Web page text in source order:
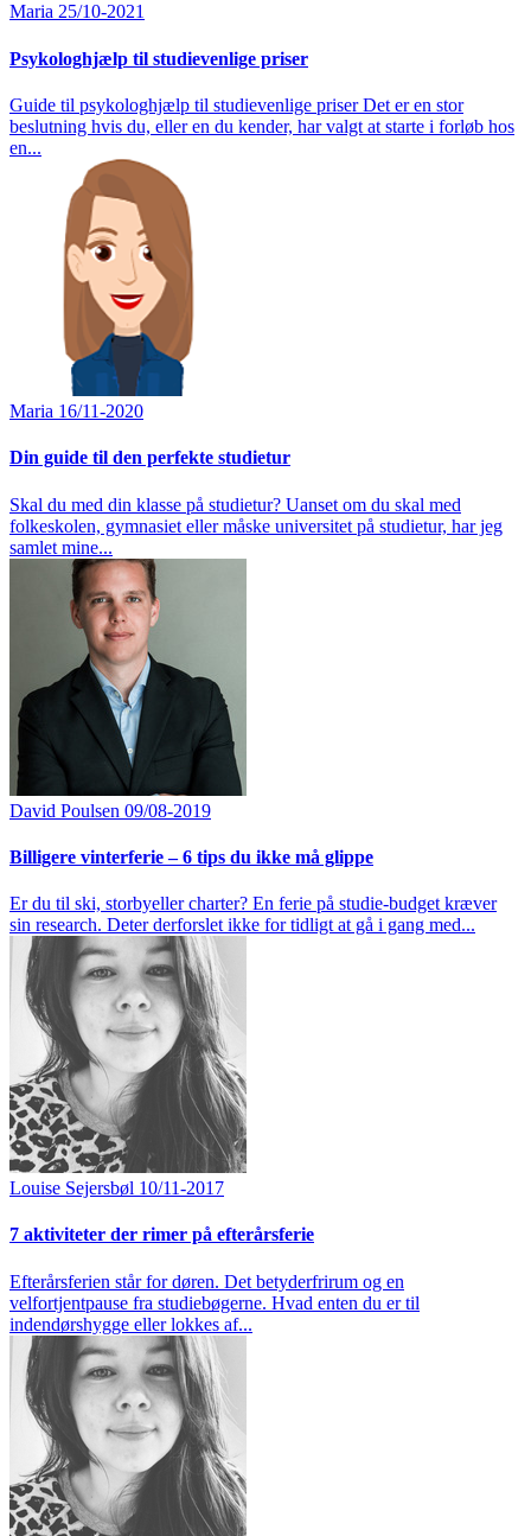
Maria 25/10-2021
Psykologhjælp til studievenlige priser
Guide til psykologhjælp til studievenlige priser Det er en stor
beslutning hvis du, eller en du kender, har valgt at starte i forløb hos
en...
Maria 16/11-2020
Din guide til den perfekte studietur
Skal du med din klasse på studietur? Uanset om du skal med
folkeskolen, gymnasiet eller måske universitet på studietur, har jeg
samlet mine...
David Poulsen 09/08-2019
Billigere vinterferie – 6 tips du ikke må glippe
Er du til ski, storbyeller charter? En ferie på studie-budget kræver
sin research. Deter derforslet ikke for tidligt at gå i gang med...
Louise Sejersbøl 10/11-2017
7 aktiviteter der rimer på efterårsferie
Efterårsferien står for døren. Det betyderfrirum og en
velfortjentpause fra studiebøgerne. Hvad enten du er til
indendørshygge eller lokkes af...